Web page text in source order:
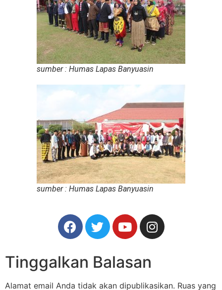
sumber : Humas Lapas Banyuasin
sumber : Humas Lapas Banyuasin
Tinggalkan Balasan
Alamat email Anda tidak akan dipublikasikan. Ruas yang